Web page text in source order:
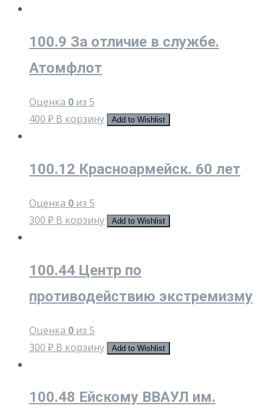
100.9 За отличие в службе.
Атомфлот
Оценка 0 из 5
400 ₽ В корзину Add to Wishlist
100.12 Красноармейск. 60 лет
Оценка 0 из 5
300 ₽ В корзину Add to Wishlist
100.44 Центр по
противодействию экстремизму
Оценка 0 из 5
300 ₽ В корзину Add to Wishlist
100.48 Ейскому ВВАУЛ им.